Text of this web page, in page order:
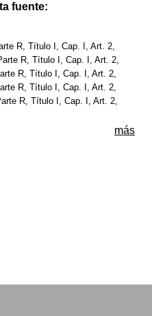
fuente:
R, Título I, Cap. I, Art. 2,
R, Título I, Cap. I, Art. 2,
R, Título I, Cap. I, Art. 2,
R, Título I, Cap. I, Art. 2,
R, Título I, Cap. I, Art. 2,
más